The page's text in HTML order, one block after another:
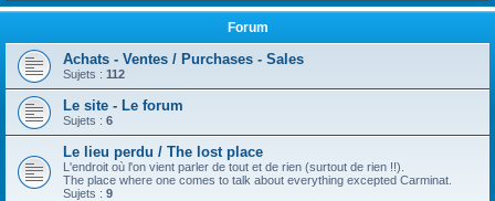
Forum
Achats - Ventes / Purchases - Sales
Sujets : 112
Le site - Le forum
Sujets : 6
Le lieu perdu / The lost place
L'endroit où l'on vient parler de tout et de rien (surtout de rien !!).
The place where one comes to talk about everything excepted Carminat.
Sujets : 9